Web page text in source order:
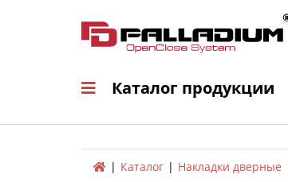
Каталог
Каталог продукции
Каталог Накладки дверные